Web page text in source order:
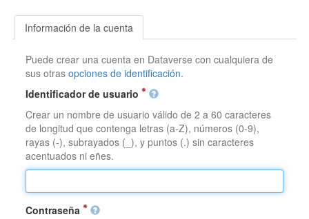
Información de la cuenta
Puede crear una cuenta en Dataverse con cualquiera de
sus otrasopciones de identificación.
Identificador de usuario
Crear un nombre de usuario válido de 2 a 60 caracteres
de longitud que contenga letras (a-Z), números (0-9),
rayas (-), subrayados (_), y puntos (.) sin caracteres
acentuados ni eñes.
Contraseña